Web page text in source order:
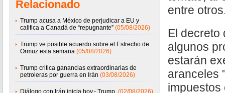
Relacionado
Trump acusa a México de perjudicar a EU y
califica a Canadá de “repugnante” (05/08/2026)
Trump ve posible acuerdo sobre el Estrecho de
Ormuz esta semana (05/08/2026)
Trump critica ganancias extraordinarias de
petroleras por guerra en Irán (03/08/2026)
Diálogo con Irán inicia hoy.- Trump (02/08/2026)
entre
El decreto
algunos
estarán
aranceles
impuestos